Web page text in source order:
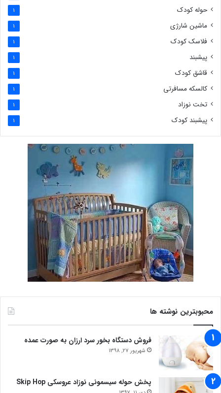
حوله کودک 1
ماشین شارژی 1
فلاسک کودک 1
پیشبند 1
قاشق کودک 1
کالسکه مسافرتی 1
تخت نوزاد 1
پیشبند کودک 1
محبوبترین نوشته ها
فروش دستگاه بخور سرد ارزان به صورت عمده
شهریور 27, 1398
پخش حوله سیسمونی نوزاد عروسکی Skip Hop